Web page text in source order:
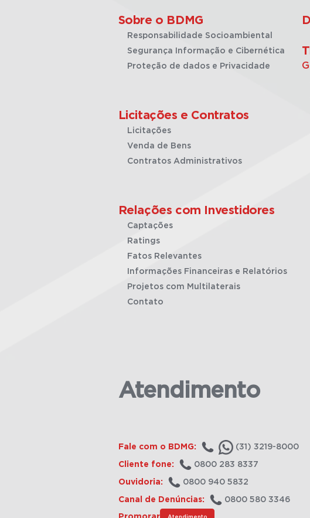
Sobre o BDMG
Responsabilidade Socioambiental
Segurança Informação e Cibernética
Proteção de dados e Privacidade
Licitações e Contratos
Licitações
Venda de Bens
Contratos Administrativos
Relações com Investidores
Captações
Ratings
Fatos Relevantes
Informações Financeiras e Relatórios
Projetos com Multilaterais
Contato
Atendimento
Fale com o BDMG: (31) 3219-8000
Cliente fone: 0800 283 8337
Ouvidoria: 0800 940 5832
Canal de Denúncias: 0800 580 3346
Atendimento